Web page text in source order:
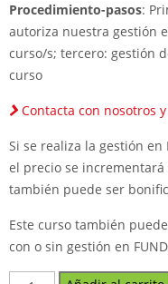
Procedimiento-pasos:
autoriza nuestra gestión
curso/s; tercero: gestión
curso
Contacta con nosotros
Si se realiza la gestión en
el precio se incrementará
también puede ser
Este curso también
con o sin gestión en